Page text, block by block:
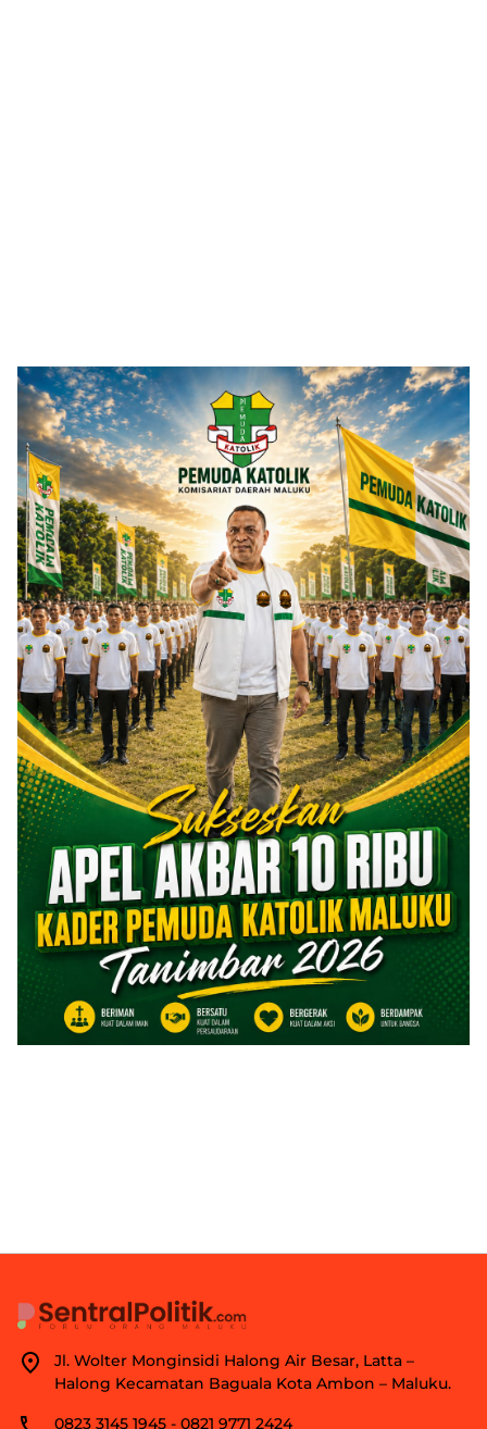
Jl. Wolter Monginsidi Halong Air Besar, Latta –
Halong Kecamatan Baguala Kota Ambon – Maluku.
0823 3145 1945 - 0821 9771 2424